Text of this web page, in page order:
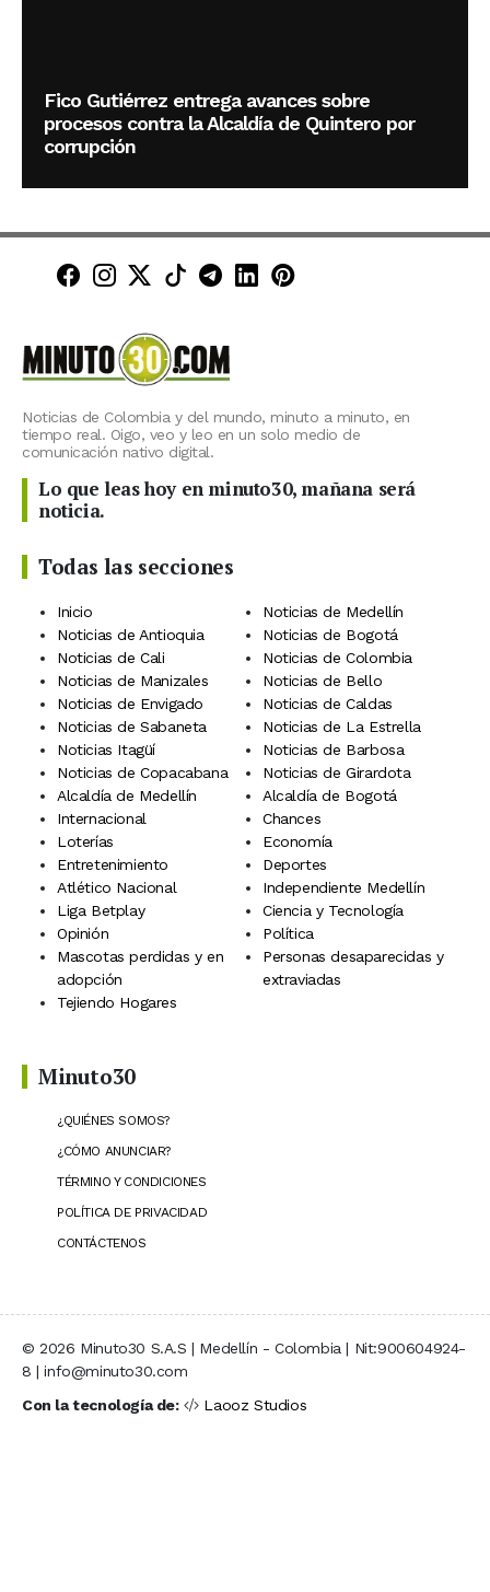
Fico Gutiérrez entrega avances sobre
procesos contra la Alcaldía de Quintero por
corrupción
Minuto30 en Facebook
Minuto30 en Instagram
Minuto30 en X (Twitter)
Minuto30 en TikTok
Canal de Minuto30 en
Minuto30 en LinkedIn
Minuto30 en
Noticias de Colombia y del mundo, minuto a minuto, en
tiempo real. Oigo, veo y leo en un solo medio de
comunicación nativo digital.
Lo que leas hoy en minuto30, mañana será
noticia.
Todas las secciones
Inicio
Noticias de Medellín
Noticias de Antioquia
Noticias de Bogotá
Noticias de Cali
Noticias de Colombia
Noticias de Manizales
Noticias de Bello
Noticias de Envigado
Noticias de Caldas
Noticias de Sabaneta
Noticias de La Estrella
Noticias Itagüí
Noticias de Barbosa
Noticias de Copacabana
Noticias de Girardota
Alcaldía de Medellín
Alcaldía de Bogotá
Internacional
Chances
Loterías
Economía
Entretenimiento
Deportes
Atlético Nacional
Independiente Medellín
Liga Betplay
Ciencia y Tecnología
Opinión
Política
Mascotas perdidas y en
adopción
Personas desaparecidas y
extraviadas
Tejiendo Hogares
Minuto30
¿QUIÉNES SOMOS?
¿CÓMO ANUNCIAR?
TÉRMINO Y CONDICIONES
POLÍTICA DE PRIVACIDAD
CONTÁCTENOS
© 2026 Minuto30 S.A.S | Medellín - Colombia | Nit:900604924-
8 | info@minuto30.com
Con la tecnología de:
Laooz Studios